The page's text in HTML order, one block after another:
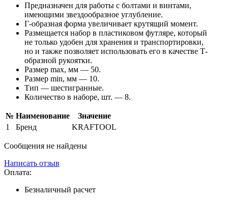
Предназначен для работы с болтами и винтами,
имеющими звездообразное углубление.
Г-образная форма увеличивает крутящий момент.
Размещается набор в пластиковом футляре, который
не только удобен для хранения и транспортировки,
но и также позволяет использовать его в качестве Т-
образной рукоятки.
Размер max, мм — 50.
Размер min, мм — 10.
Тип — шестигранные.
Количество в наборе, шт. — 8.
№ Наименование
Значение
1
Бренд KRAFTOOL
Сообщения не найдены
Написать отзыв
Оплата:
Безналичный расчет